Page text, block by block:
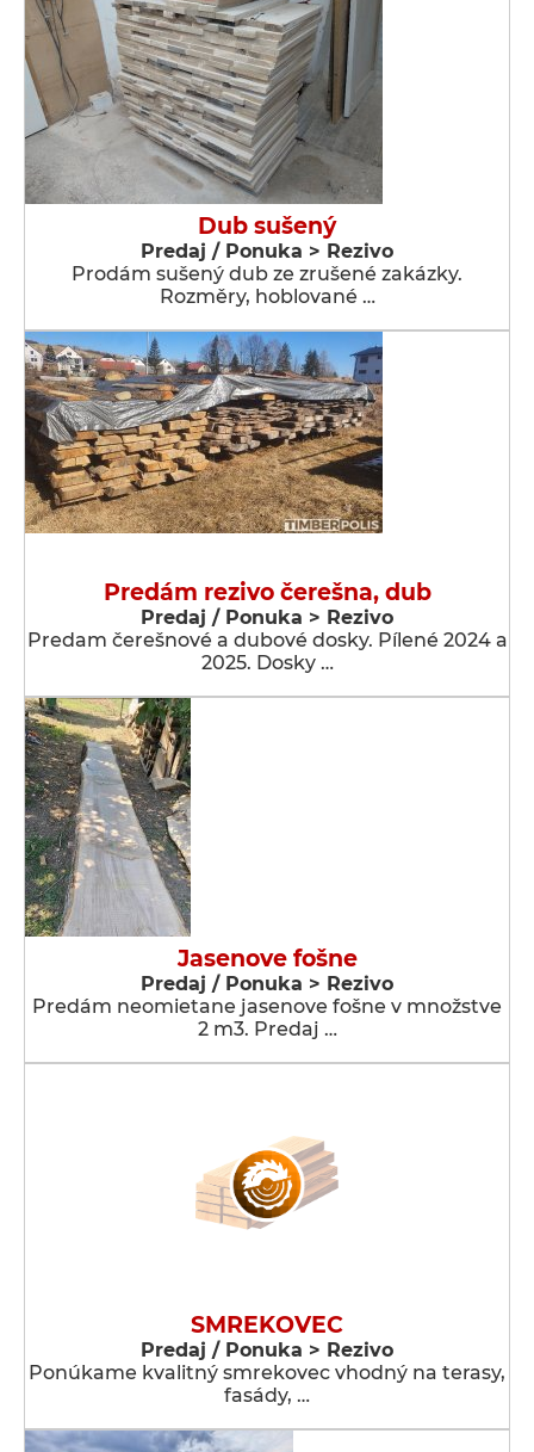
Dub sušený
Predaj / Ponuka > Rezivo
Prodám sušený dub ze zrušené zakázky.
Rozměry, hoblované …
Predám rezivo čerešna, dub
Predaj / Ponuka > Rezivo
Predam čerešnové a dubové dosky. Pílené 2024 a
2025. Dosky …
Jasenove fošne
Predaj / Ponuka > Rezivo
Predám neomietane jasenove fošne v množstve
2 m3. Predaj …
SMREKOVEC
Predaj / Ponuka > Rezivo
Ponúkame kvalitný smrekovec vhodný na terasy,
fasády, …